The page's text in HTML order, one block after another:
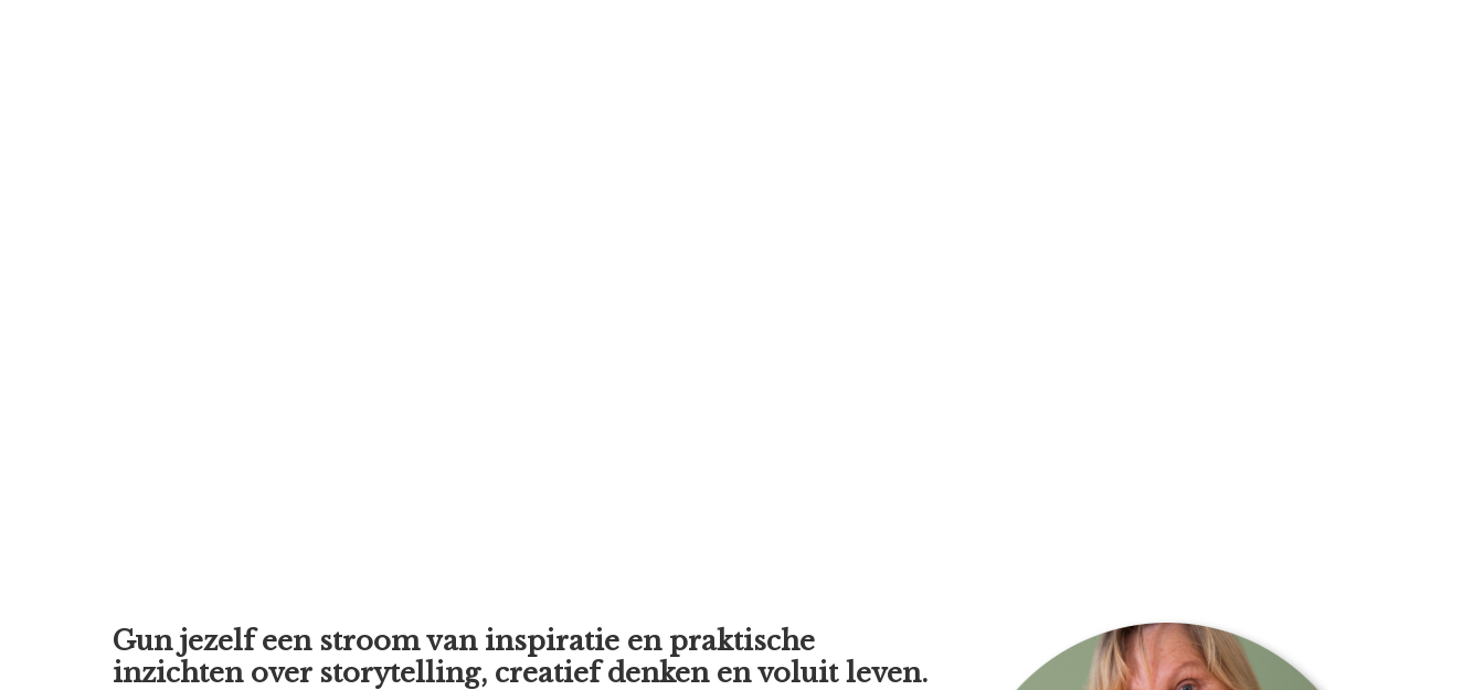
Gun jezelf een stroom van inspiratie en praktische
inzichten over storytelling, creatief denken en voluit leven.